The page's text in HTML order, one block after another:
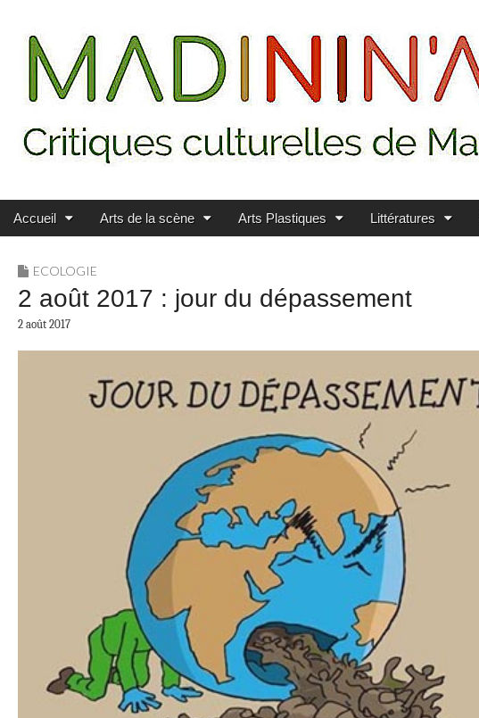
MADININ'ART
Main menu
Skip to content
Accueil Arts de la scène Arts Plastiques Littératures
ECOLOGIE
2 août 2017 : jour du dépassement
2 août 2017